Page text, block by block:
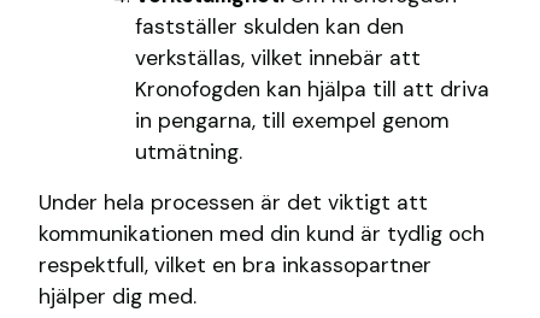
fastställer skulden kan den
verkställas, vilket innebär att
Kronofogden kan hjälpa till att driva
in pengarna, till exempel genom
utmätning.
Under hela processen är det viktigt att
kommunikationen med din kund är tydlig och
respektfull, vilket en bra inkassopartner
hjälper dig med.